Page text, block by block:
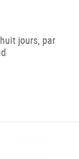
jours, par